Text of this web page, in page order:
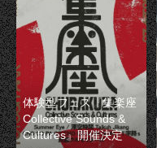
体験型フェス『集楽座
Collective Sounds &
Cultures』開催決定